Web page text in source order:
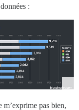
:
m’exprime pas bien,